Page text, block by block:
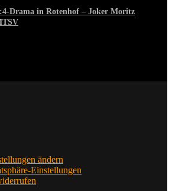
Drama in Rotenhof – Joker Moritz
ändern
Einstellungen